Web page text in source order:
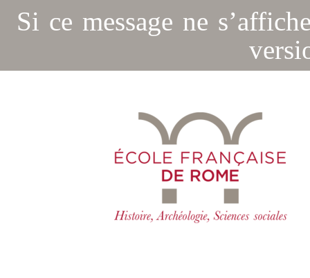
Si ce message ne